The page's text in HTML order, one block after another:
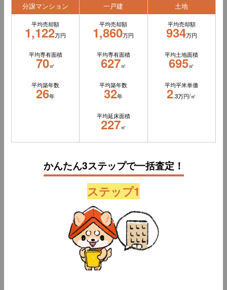
分譲マンション
平均売却額
1,122万円
平均専有面積
70㎡
平均築年数
26年
一戸建
平均売却額
1,860万円
平均専有面積
627㎡
平均築年数
32年
平均延床面積
227㎡
土地
平均売却額
934万円
平均土地面積
695㎡
平均平米単価
2.3万円/㎡
かんたん3ステップで一括査定！
ステップ1